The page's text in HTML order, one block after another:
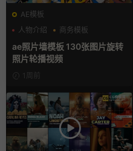
AE模板
人物介绍
商务模板
幻灯片
ae照片墙模板 130张图片旋转
照片轮播视频
1周前